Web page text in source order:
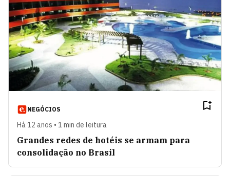
NEGÓCIOS
Há 12 anos • 1 min de leitura
Grandes redes de hotéis se armam para
consolidação no Brasil